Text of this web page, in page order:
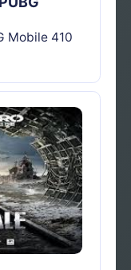
Mobile 410